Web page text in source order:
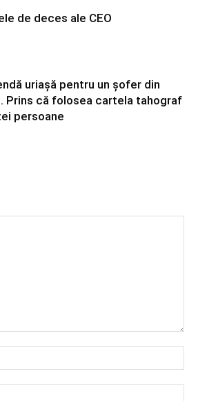
de deces ale CEO
uriașă pentru un șofer din
Prins că folosea cartela tahograf
persoane